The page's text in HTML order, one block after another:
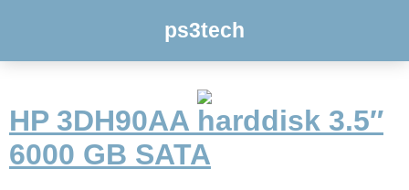
ps3tech
HP 3DH90AA harddisk 3.5″
6000 GB SATA